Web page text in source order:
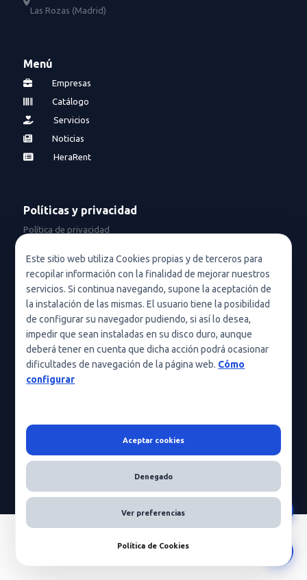
Este sitio web utiliza Cookies propias y de terceros para
recopilar información con la finalidad de mejorar nuestros
servicios. Si continua navegando, supone la aceptación de
la instalación de las mismas. El usuario tiene la posibilidad
de configurar su navegador pudiendo, si así lo desea,
impedir que sean instaladas en su disco duro, aunque
deberá tener en cuenta que dicha acción podrá ocasionar
dificultades de navegación de la página web. Cómo
configurar
Aceptar cookies
Denegado
Ver preferencias
Política de Cookies
Las Rozas (Madrid)
Menú
Empresas
Catálogo
Servicios
Noticias
HeraRent
Políticas y privacidad
Política de privacidad
Política de privacidad en redes sociales
Condiciones de uso
Política de cookies (UE)
Política de cookies
Condiciones generales de contratación
Nota legal